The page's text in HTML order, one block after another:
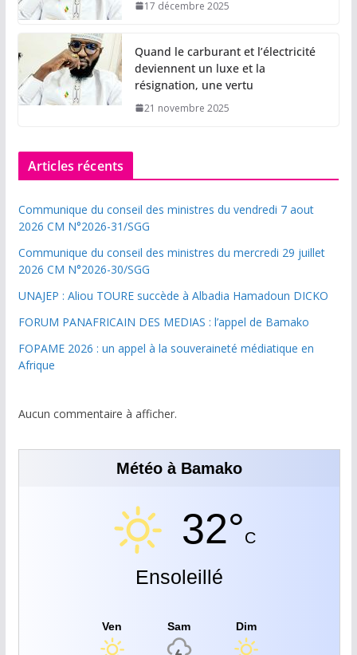
17 décembre 2025
Quand le carburant et l’électricité
deviennent un luxe et la
résignation, une vertu
21 novembre 2025
Articles récents
Communique du conseil des ministres du vendredi 7 aout
2026 CM N°2026-31/SGG
Communique du conseil des ministres du mercredi 29 juillet
2026 CM N°2026-30/SGG
UNAJEP : Aliou TOURE succède à Albadia Hamadoun DICKO
FORUM PANAFRICAIN DES MEDIAS : l’appel de Bamako
FOPAME 2026 : un appel à la souveraineté médiatique en
Afrique
Aucun commentaire à afficher.
Météo à Bamako
32°C
Ensoleillé
Ven Sam Dim